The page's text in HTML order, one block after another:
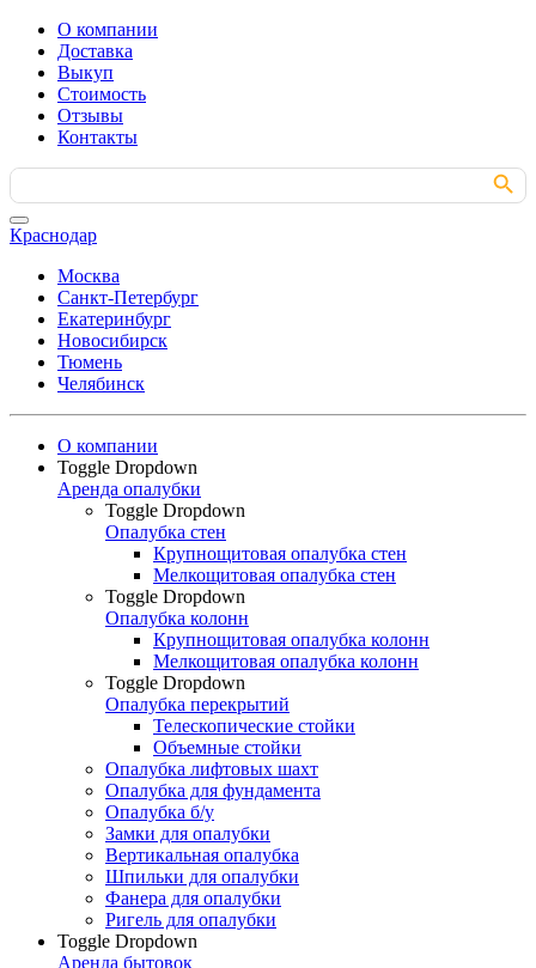
О компании
Доставка
Выкуп
Стоимость
Отзывы
Контакты
Search
for:
Search Button
Краснодар
Москва
Санкт-Петербург
Екатеринбург
Новосибирск
Тюмень
Челябинск
О компании
Toggle Dropdown
Аренда опалубки
Toggle Dropdown
Опалубка стен
Крупнощитовая опалубка стен
Мелкощитовая опалубка стен
Toggle Dropdown
Опалубка колонн
Крупнощитовая опалубка колонн
Мелкощитовая опалубка колонн
Toggle Dropdown
Опалубка перекрытий
Телескопические стойки
Объемные стойки
Опалубка лифтовых шахт
Опалубка для фундамента
Опалубка б/у
Замки для опалубки
Вертикальная опалубка
Шпильки для опалубки
Фанера для опалубки
Ригель для опалубки
Toggle Dropdown
Аренда бытовок